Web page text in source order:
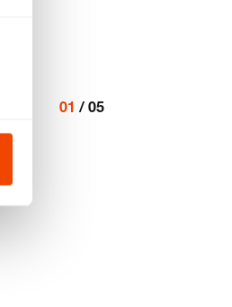
01 / 05